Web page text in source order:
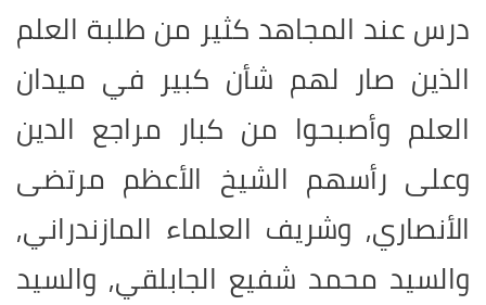
درس عند المجاهد كثير من طلبة العلم
الذين صار لهم شأن كبير في ميدان
العلم وأصبحوا من كبار مراجع الدين
وعلى رأسهم الشيخ الأعظم مرتضى
الأنصاري, وشريف العلماء المازندراني,
والسيد محمد شفيع الجابلقي, والسيد